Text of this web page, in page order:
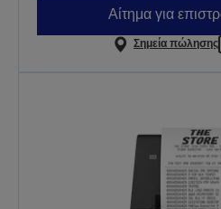
Αίτημα για
Σημεία πώλησης